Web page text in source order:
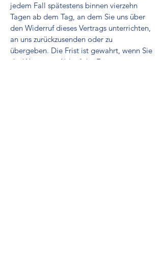
jedem Fall spätestens binnen vierzehn
Tagen ab dem Tag, an dem Sie uns über
den Widerruf dieses Vertrags unterrichten,
an uns zurückzusenden oder zu
übergeben. Die Frist ist gewahrt, wenn Sie
die Waren vor Ablauf der Frist von